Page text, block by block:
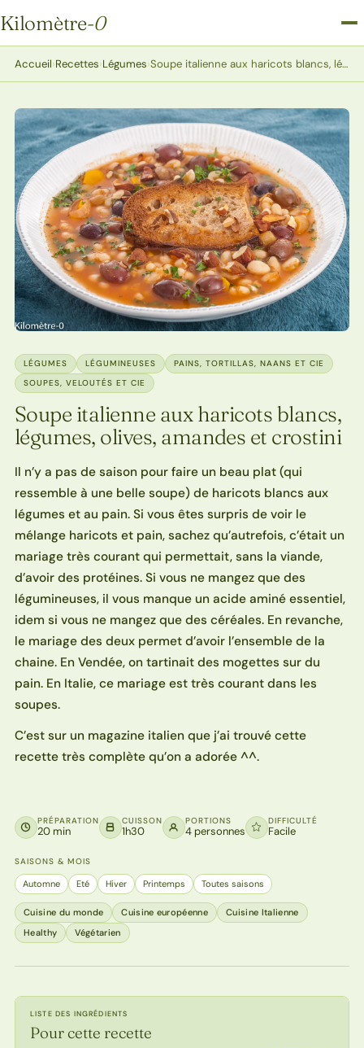
Kilomètre-0
Kilomètre-0
Accueil›Recettes›Légumes› Soupe italienne aux haricots blancs, légumes, olives, amandes et crostini
LÉGUMES LÉGUMINEUSES
PAINS, TORTILLAS, NAANS ET CIE
SOUPES, VELOUTÉS ET CIE
Soupe italienne aux haricots blancs,
légumes, olives, amandes et crostini
Il n’y a pas de saison pour faire un beau plat (qui
ressemble à une belle soupe) de haricots blancs aux
légumes et au pain. Si vous êtes surpris de voir le
mélange haricots et pain, sachez qu’autrefois, c’était un
mariage très courant qui permettait, sans la viande,
d’avoir des protéines. Si vous ne mangez que des
légumineuses, il vous manque un acide aminé essentiel,
idem si vous ne mangez que des céréales. En revanche,
le mariage des deux permet d’avoir l’ensemble de la
chaine. En Vendée, on tartinait des mogettes sur du
pain. En Italie, ce mariage est très courant dans les
soupes.
C’est sur un magazine italien que j’ai trouvé cette
recette très complète qu’on a adorée ^^.
PRÉPARATION
20 min
CUISSON
1h30
PORTIONS
4 personnes
DIFFICULTÉ
Facile
SAISONS & MOIS
Automne Eté Hiver Printemps Toutes saisons
Cuisine du monde Cuisine européenne
Cuisine Italienne
Healthy
Végétarien
LISTE DES INGRÉDIENTS
Pour cette recette